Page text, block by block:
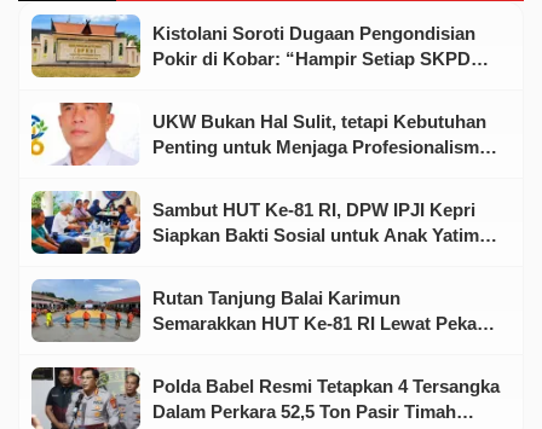
Kistolani Soroti Dugaan Pengondisian
Pokir di Kobar: “Hampir Setiap SKPD
UKW Bukan Hal Sulit, tetapi Kebutuhan
Penting untuk Menjaga Profesionalisme
Sambut HUT Ke-81 RI, DPW IPJI Kepri
Siapkan Bakti Sosial untuk Anak Yatim
Rutan Tanjung Balai Karimun
Semarakkan HUT Ke-81 RI Lewat Pekan
Polda Babel Resmi Tetapkan 4 Tersangka
Dalam Perkara 52,5 Ton Pasir Timah